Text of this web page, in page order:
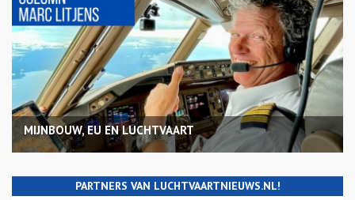
MIJNBOUW, EU EN LUCHTVAART
PARTNERS VAN LUCHTVAARTNIEUWS.NL!